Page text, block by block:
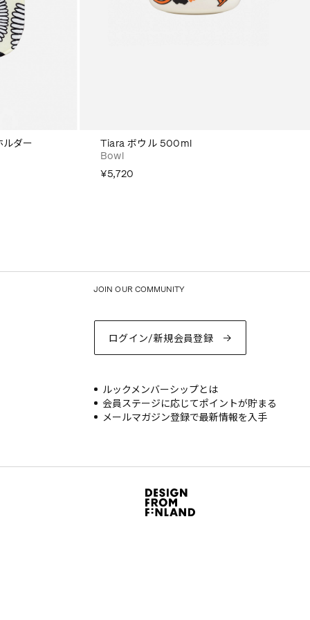
ダー
Tiara ボウル 500ml
Bowl
¥5,720
JOIN OUR COMMUNITY
ログイン/新規会員登録
ルックメンバーシップとは
会員ステージに応じてポイントが貯まる
メールマガジン登録で最新情報を入手